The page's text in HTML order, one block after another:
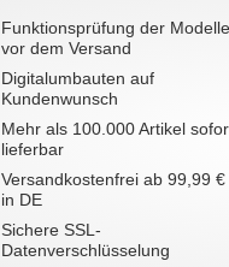
Funktionsprüfung der Modelle
vor dem Versand
Digitalumbauten auf
Kundenwunsch
Mehr als 100.000 Artikel
lieferbar
Versandkostenfrei ab 99,99 €
in DE
Sichere SSL-
Datenverschlüsselung